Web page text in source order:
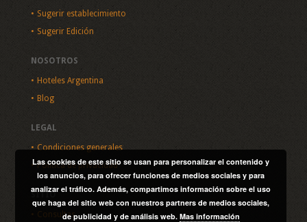
Sugerir establecimiento
Sugerir Edición
NOSOTROS
Hoteles Argentina
Blog
LEGAL
Condiciones generales
Política de privacidad
SITIO
Consultas
Las cookies de este sitio se usan para personalizar el contenido y
los anuncios, para ofrecer funciones de medios sociales y para
analizar el tráfico. Además, compartimos información sobre el uso
que haga del sitio web con nuestros partners de medios sociales,
de publicidad y de análisis web. Mas información